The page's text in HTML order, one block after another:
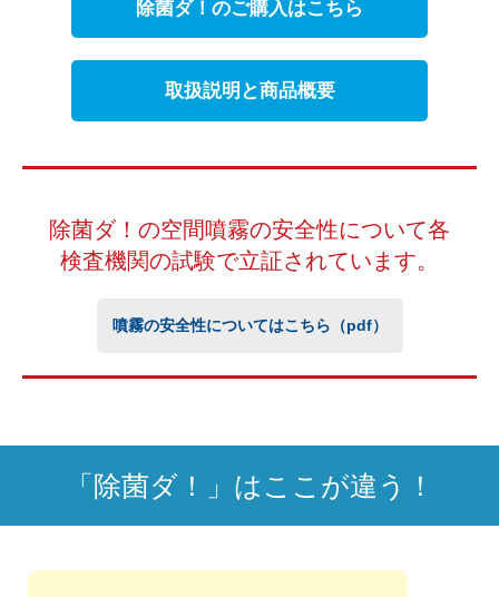
除菌ダ！のご購入はこちら
取扱説明と商品概要
除菌ダ！の空間噴霧の安全性について各
検査機関の試験で立証されています。
噴霧の安全性についてはこちら（pdf）
「除菌ダ！」はここが違う！